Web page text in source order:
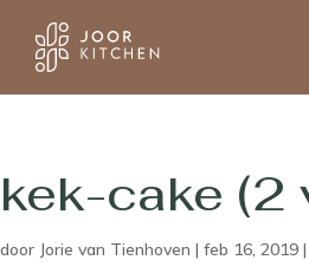
kek-cake (2
door Jorie van Tienhoven | feb 16, 2019 |